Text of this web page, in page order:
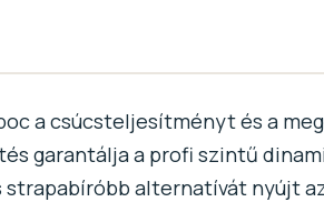
a csúcsteljesítményt és a
garantálja a profi szintű
strapabíróbb alternatívát nyújt